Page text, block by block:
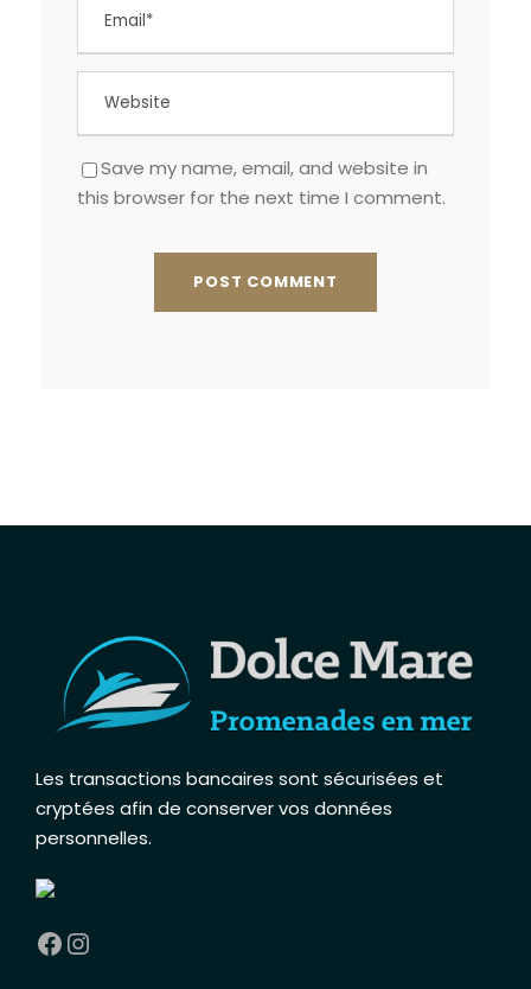
Save my name, email, and website in
this browser for the next time I comment.
Les transactions bancaires sont sécurisées et
cryptées afin de conserver vos données
personnelles.
Facebook Instagram